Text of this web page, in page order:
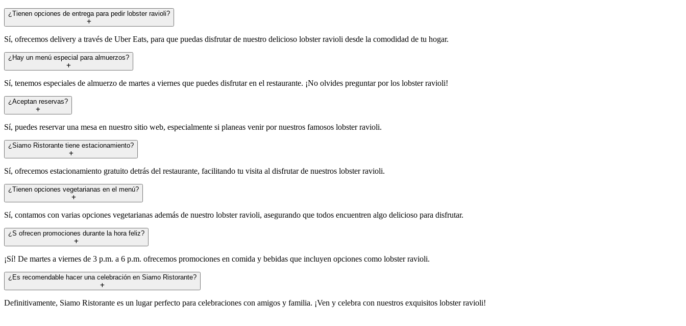
¿Tienen opciones de entrega para pedir lobster ravioli?
Sí, ofrecemos delivery a través de Uber Eats, para que puedas disfrutar de nuestro delicioso lobster ravioli desde la comodidad de tu hogar.
¿Hay un menú especial para almuerzos?
Sí, tenemos especiales de almuerzo de martes a viernes que puedes disfrutar en el restaurante. ¡No olvides preguntar por los lobster ravioli!
¿Aceptan reservas?
Sí, puedes reservar una mesa en nuestro sitio web, especialmente si planeas venir por nuestros famosos lobster ravioli.
¿Siamo Ristorante tiene estacionamiento?
Sí, ofrecemos estacionamiento gratuito detrás del restaurante, facilitando tu visita al disfrutar de nuestros lobster ravioli.
¿Tienen opciones vegetarianas en el menú?
Sí, contamos con varias opciones vegetarianas además de nuestro lobster ravioli, asegurando que todos encuentren algo delicioso para disfrutar.
¿S ofrecen promociones durante la hora feliz?
¡Sí! De martes a viernes de 3 p.m. a 6 p.m. ofrecemos promociones en comida y bebidas que incluyen opciones como lobster ravioli.
¿Es recomendable hacer una celebración en Siamo Ristorante?
Definitivamente, Siamo Ristorante es un lugar perfecto para celebraciones con amigos y familia. ¡Ven y celebra con nuestros exquisitos lobster ravioli!